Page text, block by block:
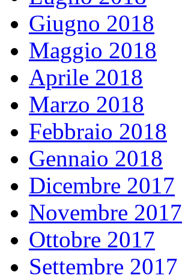
Giugno 2018
Maggio 2018
Aprile 2018
Marzo 2018
Febbraio 2018
Gennaio 2018
Dicembre 2017
Novembre 2017
Ottobre 2017
Settembre 2017